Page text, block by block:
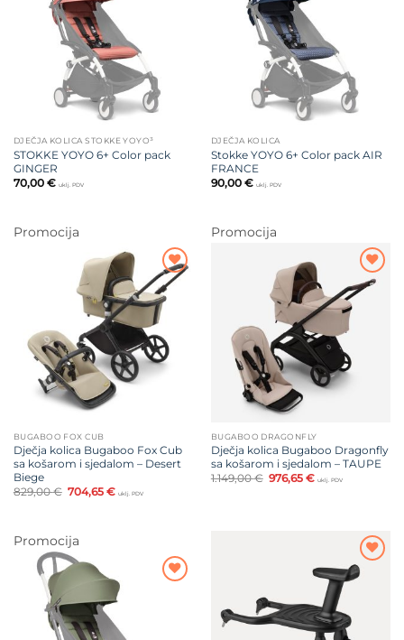
DJEČJA KOLICA STOKKE YOYO³
STOKKE YOYO 6+ Color pack
GINGER
70,00 € uklj. PDV
DJEČJA KOLICA
Stokke YOYO 6+ Color pack AIR
FRANCE
90,00 € uklj. PDV
Promocija
Dodajte
na listu
želja
BUGABOO FOX CUB
Dječja kolica Bugaboo Fox Cub
sa košarom i sjedalom – Desert
Biege
829,00€ Izvorna
cijena
829,00 €.
704,65€Trenutna
uklj. PDV
Promocija
Dodajte
na listu
BUGABOO DRAGONFLY
Dječja kolica Bugaboo Dragonfly
sa košarom i sjedalom – TAUPE
1.149,00€ Izvorna
cijena
976,65€Trenutna
uklj. PDV
Promocija
Dodajte
na listu